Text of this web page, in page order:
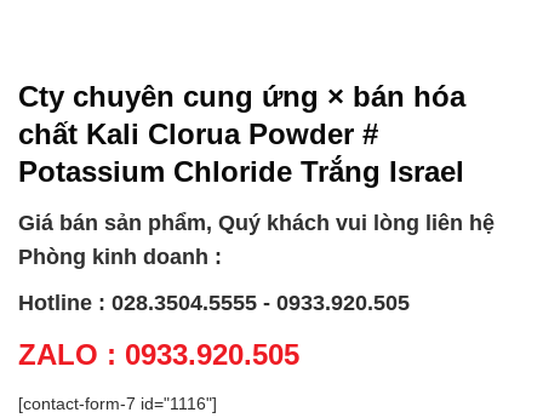
Cty chuyên cung ứng × bán hóa
chất Kali Clorua Powder #
Potassium Chloride Trắng Israel
Giá bán sản phẩm, Quý khách vui lòng liên hệ
Phòng kinh doanh :
Hotline : 028.3504.5555 - 0933.920.505
ZALO : 0933.920.505
[contact-form-7 id="1116"]